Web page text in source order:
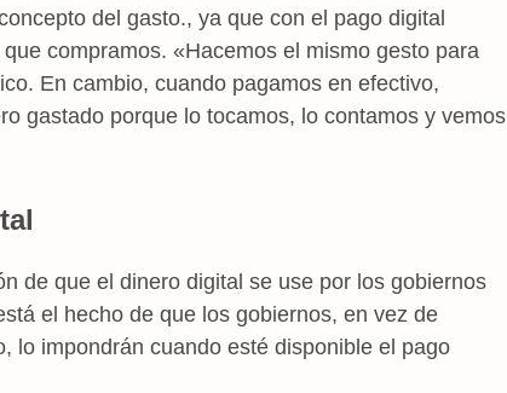
del gasto., ya que con el pago digital
compramos. «Hacemos el mismo gesto para
En cambio, cuando pagamos en efectivo,
gastado porque lo tocamos, lo contamos y vemos
de que el dinero digital se use por los gobiernos
el hecho de que los gobiernos, en vez de
lo impondrán cuando esté disponible el pago